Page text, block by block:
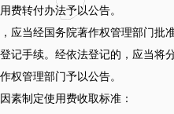
费转付办法予以公告。
当经国务院著作权管理部门批
记手续。经依法登记的，应当将
权管理部门予以公告。
制定使用费收取标准：